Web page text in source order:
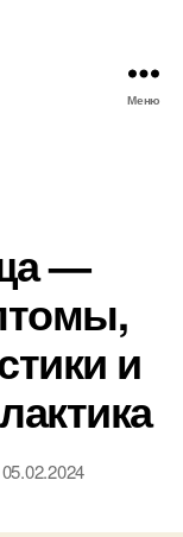
Меню
—
и
05.02.2024